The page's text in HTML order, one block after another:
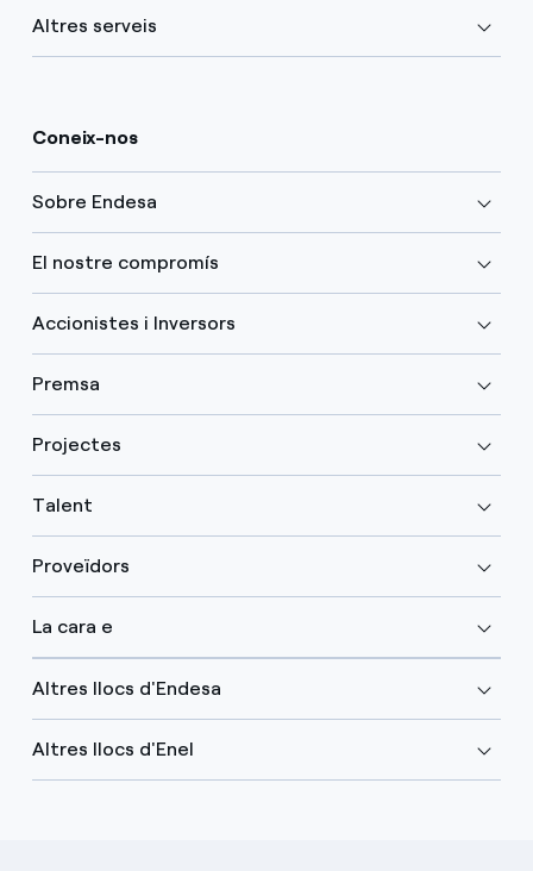
Altres serveis
Coneix-nos
Sobre Endesa
El nostre compromís
Accionistes i Inversors
Premsa
Projectes
Talent
Proveïdors
La cara e
Altres llocs d'Endesa
Altres llocs d'Enel